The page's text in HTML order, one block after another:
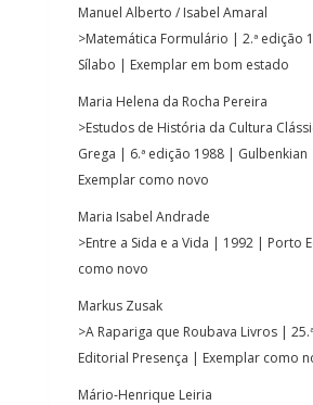
Manuel Alberto / Isabel Amaral
>Matemática Formulário | 2.ª edição
Sílabo | Exemplar em bom estado
Maria Helena da Rocha Pereira
>Estudos de História da Cultura
Grega | 6.ª edição 1988 | Gulbenkian
Exemplar como novo
Maria Isabel Andrade
>Entre a Sida e a Vida | 1992 | Porto
como novo
Markus Zusak
>A Rapariga que Roubava Livros |
Editorial Presença | Exemplar como
Mário-Henrique Leiria